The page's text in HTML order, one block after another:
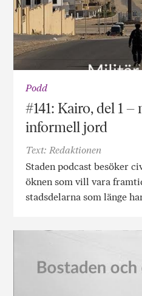
Podd
#141: Kairo, del 1
informell jord
Text: Redaktionen
Staden podcast besöker
öknen som vill vara
stadsdelarna som länge